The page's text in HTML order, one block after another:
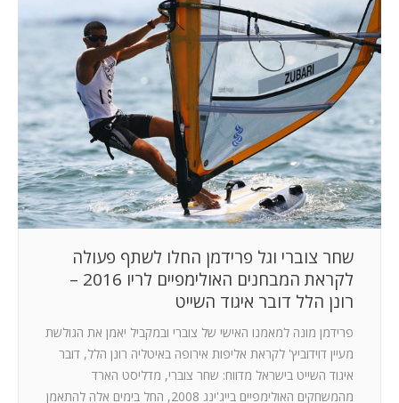
שחר צוברי וגל פרידמן החלו לשתף פעולה
לקראת המבחנים האולימפיים לריו 2016 –
רונן הלל דובר איגוד השייט
פרידמן מונה למאמנו האישי של צוברי ובמקביל יאמן את הגולשת
מעיין דוידוביץ' לקראת אליפות אירופה באיטליה רונן הלל, דובר
איגוד השייט בישראל מדווח: שחר צוברי, מדליסט הארד
מהמשחקים האולימפיים בייג'ינג 2008, החל בימים אלה להתאמן